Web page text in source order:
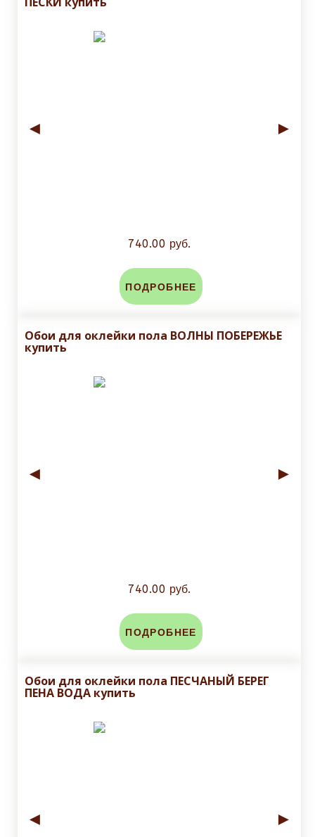
◄ ►
740.00 руб.
ПОДРОБНЕЕ
Обои для оклейки пола ВОЛНЫ ПОБЕРЕЖЬЕ
купить
◄ ►
740.00 руб.
ПОДРОБНЕЕ
Обои для оклейки пола ПЕСЧАНЫЙ БЕРЕГ
ПЕНА ВОДА купить
◄ ►